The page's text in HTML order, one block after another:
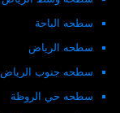
سطحه الباحة
سطحه الرياض
سطحه جنوب الرياض
سطحه حي الروظة